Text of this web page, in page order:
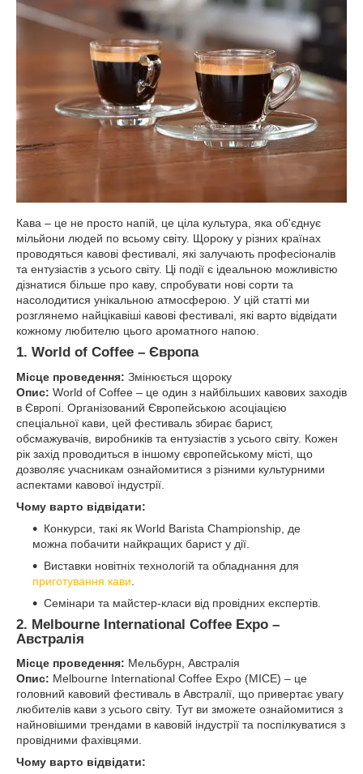
Кава – це не просто напій, це ціла культура, яка об'єднує
мільйони людей по всьому світу. Щороку у різних країнах
проводяться кавові фестивалі, які залучають професіоналів
та ентузіастів з усього світу. Ці події є ідеальною можливістю
дізнатися більше про каву, спробувати нові сорти та
насолодитися унікальною атмосферою. У цій статті ми
розглянемо найцікавіші кавові фестивалі, які варто відвідати
кожному любителю цього ароматного напою.
1. World of Coffee – Європа
Місце проведення: Змінюється щороку
Опис: World of Coffee – це один з найбільших кавових заходів
в Європі. Організований Європейською асоціацією
спеціальної кави, цей фестиваль збирає барист,
обсмажувачів, виробників та ентузіастів з усього світу. Кожен
рік захід проводиться в іншому європейському місті, що
дозволяє учасникам ознайомитися з різними культурними
аспектами кавової індустрії.
Чому варто відвідати:
Конкурси, такі як World Barista Championship, де
можна побачити найкращих барист у дії.
Виставки новітніх технологій та обладнання для
приготування кави
Семінари та майстер-класи від провідних експертів.
2. Melbourne International Coffee Expo –
Австралія
Місце проведення: Мельбурн, Австралія
Опис: Melbourne International Coffee Expo (MICE) – це
головний кавовий фестиваль в Австралії, що привертає увагу
любителів кави з усього світу. Тут ви зможете ознайомитися з
найновішими трендами в кавовій індустрії та поспілкуватися з
провідними фахівцями.
Чому варто відвідати: